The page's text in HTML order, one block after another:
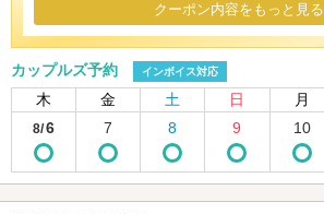
クーポン内容をもっと見る
カップルズ予約 インボイス対応
木 金 土 日 月
8/6 7 8 9 10